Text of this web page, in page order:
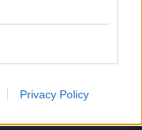
Privacy Policy
úgy VV
még véletlenül
is